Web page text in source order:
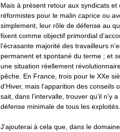
Mais à présent retour aux syndicats
réformistes pour le malin caprice ou
simplement, leur rôle de défense au
fixent comme objectif primordial
l’écrasante majorité des travailleurs
permanent et spontané du terme ; et
une situation réellement
pêche. En France, trois pour le XXe
d’Hiver, mais l’apparition des
sait, dans l’intervalle, trouver qu’il
défense minimale de tous les
J’ajouterai à cela que, dans le